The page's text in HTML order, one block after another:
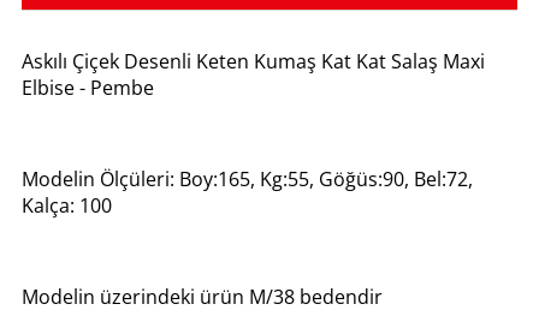
Askılı Çiçek Desenli Keten Kumaş Kat Kat Salaş Maxi
Elbise - Pembe
Modelin Ölçüleri: Boy:165, Kg:55, Göğüs:90, Bel:72,
Kalça: 100
Modelin üzerindeki ürün M/38 bedendir